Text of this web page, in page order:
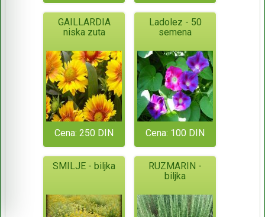
GAILLARDIA
niska zuta
Cena: 250 DIN
Ladolez - 50
semena
Cena: 100 DIN
SMILJE - biljka
RUZMARIN -
biljka